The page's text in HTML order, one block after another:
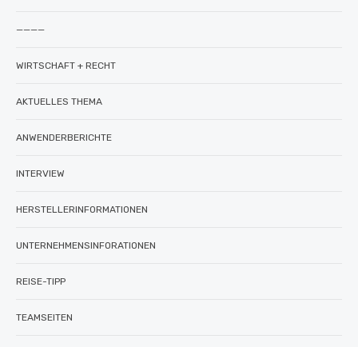
————
WIRTSCHAFT + RECHT
AKTUELLES THEMA
ANWENDERBERICHTE
INTERVIEW
HERSTELLERINFORMATIONEN
UNTERNEHMENSINFORATIONEN
REISE-TIPP
TEAMSEITEN